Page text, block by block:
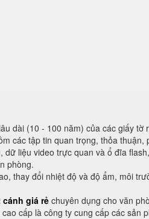
dài (10 - 100 năm) của các giấy tờ
các tập tin quan trọng, thỏa thuận,
liệu video trực quan và ổ đĩa
phòng.
thay đổi nhiệt độ và độ ẩm, môi
giá rẻ chuyên dụng cho văn
cấp là công ty cung cấp các sản